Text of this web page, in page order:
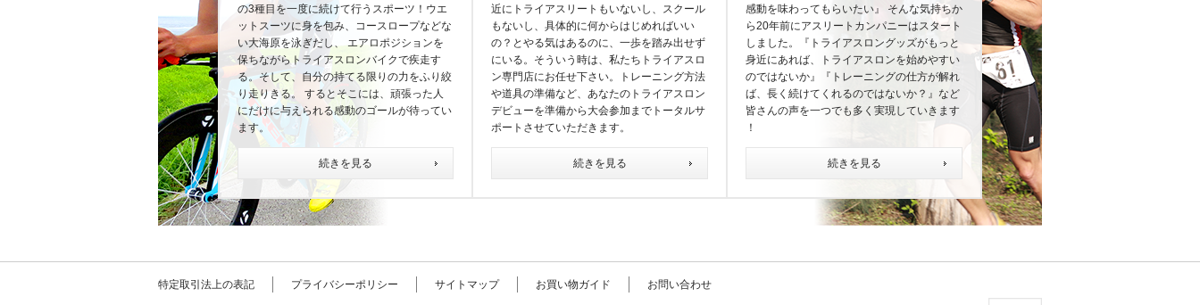
の3種目を一度に続けて行うスポーツ！ウエ
ットスーツに身を包み、コースロープなどな
い大海原を泳ぎだし、 エアロポジションを
保ちながらトライアスロンバイクで疾走す
る。そして、自分の持てる限りの力をふり絞
り走りきる。 するとそこには、頑張った人
にだけに与えられる感動のゴールが待ってい
ます。
続きを見る
近にトライアスリートもいないし、スクール
もないし、具体的に何からはじめればいい
の？とやる気はあるのに、一歩を踏み出せず
にいる。そういう時は、私たちトライアスロ
ン専門店にお任せ下さい。トレーニング方法
や道具の準備など、あなたのトライアスロン
デビューを準備から大会参加までトータルサ
ポートさせていただきます。
続きを見る
感動を味わってもらいたい』 そんな気持ちか
ら20年前にアスリートカンパニーはスタート
しました。『トライアスロングッズがもっと
身近にあれば、トライアスロンを始めやすい
のではないか』『トレーニングの仕方が解れ
ば、長く続けてくれるのではないか？』など
皆さんの声を一つでも多く実現していきます
！
続きを見る
特定取引法上の表記 プライバシーポリシー サイトマップ お買い物ガイド お問い合わせ